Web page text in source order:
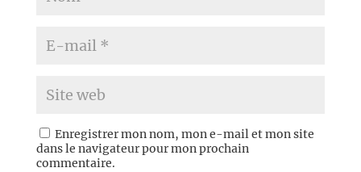
Enregistrer mon nom, mon e-mail et mon site
dans le navigateur pour mon prochain
commentaire.